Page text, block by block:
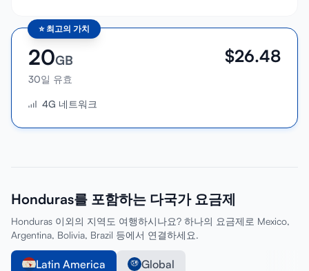
⭐ 최고의 가치
20GB
30일 유효
$26.48
4G 네트워크
Honduras를 포함하는 다국가 요금제
Honduras 이외의 지역도 여행하시나요? 하나의 요금제로 Mexico,
Argentina, Bolivia, Brazil 등에서 연결하세요.
Latin America Global